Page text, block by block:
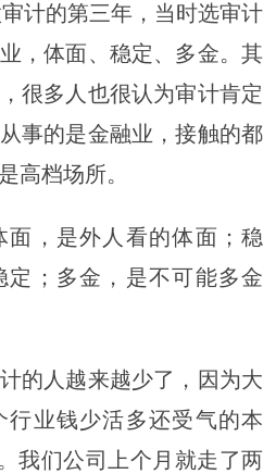
计的第三年，当时选审计
，体面、稳定、多金。其
很多人也很认为审计肯定
事的是金融业，接触的都
高档场所。
面，是外人看的体面；稳
定；多金，是不可能多金
的人越来越少了，因为大
行业钱少活多还受气的本
我们公司上个月就走了两